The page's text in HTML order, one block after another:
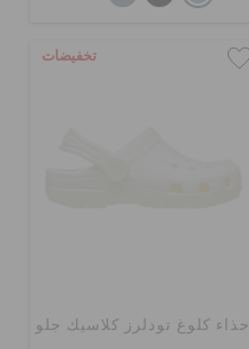
تخفيضات
حذاء كلوغ تودلرز كلاسيك جلو